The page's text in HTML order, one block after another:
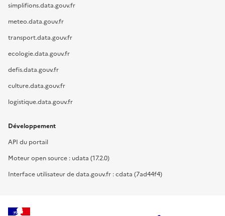
simplifions.data.gouv.fr
meteo.data.gouv.fr
transport.data.gouv.fr
ecologie.data.gouv.fr
defis.data.gouv.fr
culture.data.gouv.fr
logistique.data.gouv.fr
Développement
API du portail
Moteur open source : udata (17.2.0)
Interface utilisateur de data.gouv.fr : cdata (7ad44f4)